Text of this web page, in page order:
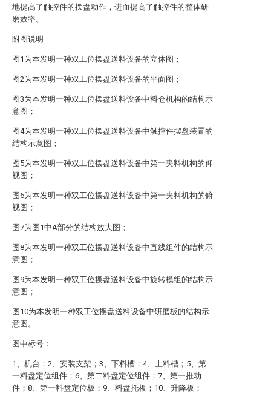
地提高了触控件的摆盘动作，进而提高了触控件的整体研
磨效率。
附图说明
图1为本发明一种双工位摆盘送料设备的立体图；
图2为本发明一种双工位摆盘送料设备的平面图；
图3为本发明一种双工位摆盘送料设备中料仓机构的结构示
意图；
图4为本发明一种双工位摆盘送料设备中触控件摆盘装置的
结构示意图；
图5为本发明一种双工位摆盘送料设备中第一夹料机构的仰
视图；
图6为本发明一种双工位摆盘送料设备中第一夹料机构的俯
视图；
图7为图1中A部分的结构放大图；
图8为本发明一种双工位摆盘送料设备中直线组件的结构示
意图；
图9为本发明一种双工位摆盘送料设备中旋转模组的结构示
意图；
图10为本发明一种双工位摆盘送料设备中研磨板的结构示
意图。
图中标号：
1、机台；2、安装支架；3、下料槽；4、上料槽；5、第
一料盘定位组件；6、第二料盘定位组件；7、第一推动
件；8、第一料盘定位板；9、料盘托板；10、升降板；